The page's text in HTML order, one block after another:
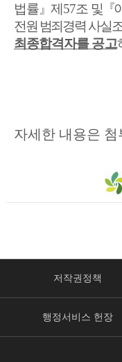
법률』제 57조 및『
전원 범죄경력 사실
최종합격자를 공고
자세한 내용은
저작권정책
행정서비스 헌장